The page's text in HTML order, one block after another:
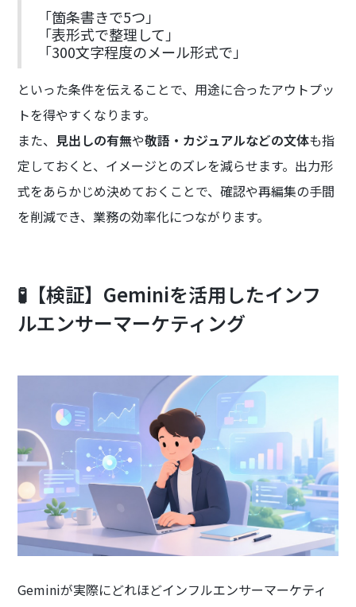
「箇条書きで5つ」
「表形式で整理して」
「300文字程度のメール形式で」
といった条件を伝えることで、用途に合ったアウトプッ
トを得やすくなります。
また、 見出しの有無や敬語・カジュアルなどの文体も指
定しておくと、イメージとのズレを減らせます。出力形
式をあらかじめ決めておくことで、確認や再編集の手間
を削減でき、業務の効率化につながります。
🧪【検証】Geminiを活用したインフ
ルエンサーマーケティング
Geminiが実際にどれほどインフルエンサーマーケティ